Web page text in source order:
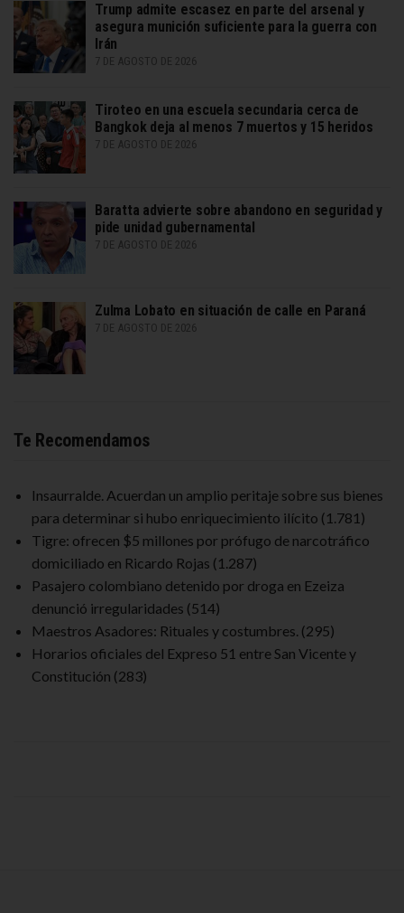
Trump admite escasez en parte del arsenal y
asegura munición suficiente para la guerra con
Irán
7 DE AGOSTO DE 2026
Tiroteo en una escuela secundaria cerca de
Bangkok deja al menos 7 muertos y 15 heridos
7 DE AGOSTO DE 2026
Baratta advierte sobre abandono en seguridad y
pide unidad gubernamental
7 DE AGOSTO DE 2026
Zulma Lobato en situación de calle en Paraná
7 DE AGOSTO DE 2026
Te Recomendamos
Insaurralde. Acuerdan un amplio peritaje sobre sus bienes
para determinar si hubo enriquecimiento ilícito (1.781)
Tigre: ofrecen $5 millones por prófugo de narcotráfico
domiciliado en Ricardo Rojas (1.287)
Pasajero colombiano detenido por droga en Ezeiza
denunció irregularidades (514)
Maestros Asadores: Rituales y costumbres. (295)
Horarios oficiales del Expreso 51 entre San Vicente y
Constitución (283)